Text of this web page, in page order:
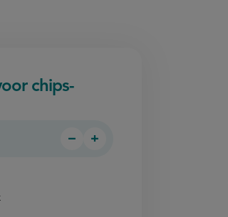
chips-
Persoon
−
Persoon
+